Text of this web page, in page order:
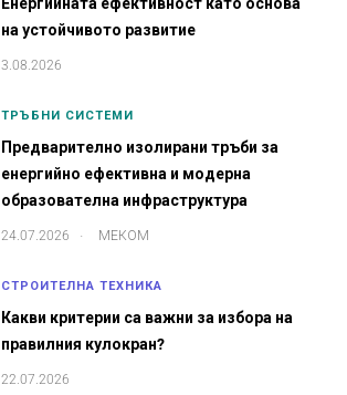
Енергийната ефективност като основа
на устойчивото развитие
3.08.2026
ТРЪБНИ СИСТЕМИ
Предварително изолирани тръби за
енергийно ефективна и модерна
образователна инфраструктура
24.07.2026 МЕКОМ
СТРОИТЕЛНА ТЕХНИКА
Какви критерии са важни за избора на
правилния кулокран?
22.07.2026